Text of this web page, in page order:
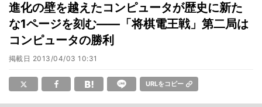
進化の壁を越えたコンピュータが歴史に新た
な1ページを刻む――「将棋電王戦」第二局は
コンピュータの勝利
掲載日 2013/04/03 10:31
URLをコピー